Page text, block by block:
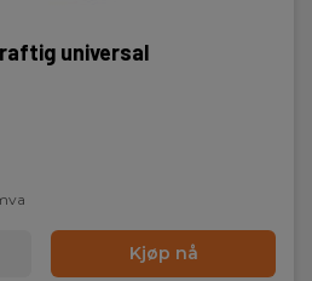
universal
Kjøp nå